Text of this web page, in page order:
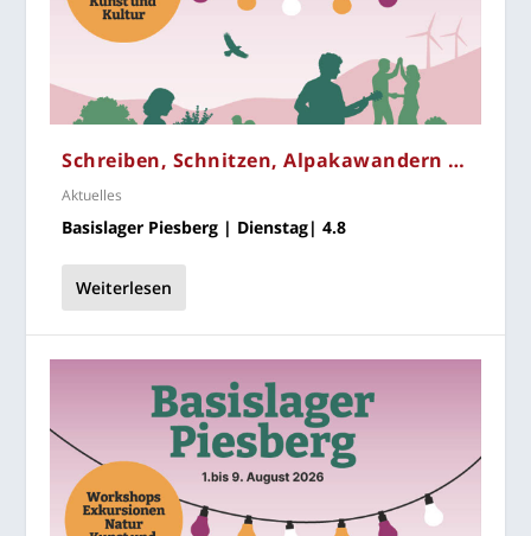
Schrei­ben, Schnit­zen, Alpakawandern …
Aktuelles
Basis­la­ger Pies­berg | Diens­tag| 4.8
Weiterlesen